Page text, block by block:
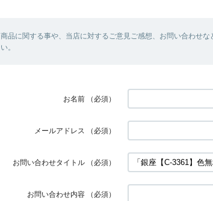
商品に関する事や、当店に対するご意見ご感想、お問い合わせ
い。
お名前 （必須）
メールアドレス （必須）
お問い合わせタイトル （必須）
お問い合わせ内容 （必須）